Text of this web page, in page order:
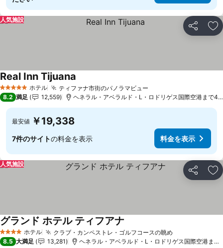
シェア お
人気施設
5 ホテルのランク
ホテル ティファナ市街のパノラマビュー
Real Inn Tijuana
8.2 満足 12,559 ヘネラル・アベラルド・L・ロドリゲス国際空港まで
最安値 ￥19,338
7件のサイトの料金を表示 料金を表示
シェア お
人気施設
4 ホテルのランク
ホテル クラブ・カンペストレ・ゴルフコースの眺め
グランド ホテル ティフアナ
8.5 大満足 13,281 ヘネラル・アベラルド・L・ロドリゲス国際空港まで